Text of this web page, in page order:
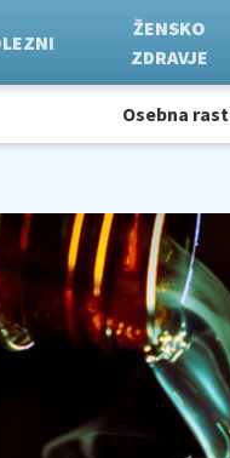
ŽENSKO
ZDRAVJE
Osebna rast